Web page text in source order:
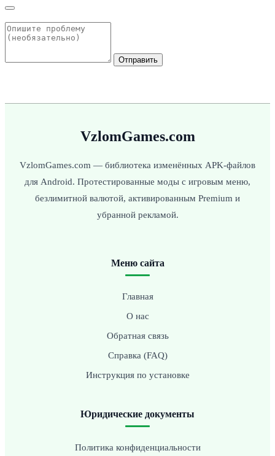
Отправить
VzlomGames.com
VzlomGames.com — библиотека изменённых APK-файлов
для Android. Протестированные моды с игровым меню,
безлимитной валютой, активированным Premium и
убранной рекламой.
Меню сайта
Главная
О нас
Обратная связь
Справка (FAQ)
Инструкция по установке
Юридические документы
Политика конфиденциальности